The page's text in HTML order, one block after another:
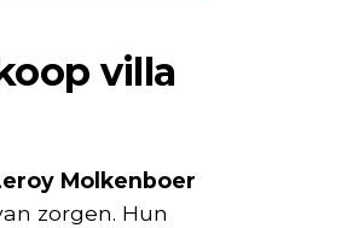
villa
Molkenboer
zorgen. Hun